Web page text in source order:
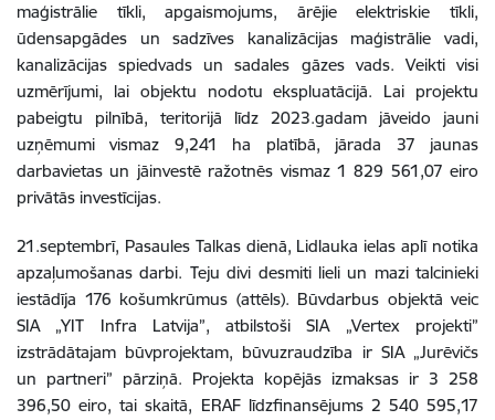
maģistrālie tīkli, apgaismojums, ārējie elektriskie tīkli,
ūdensapgādes un sadzīves kanalizācijas maģistrālie vadi,
kanalizācijas spiedvads un sadales gāzes vads. Veikti visi
uzmērījumi, lai objektu nodotu ekspluatācijā. Lai projektu
pabeigtu pilnībā, teritorijā līdz 2023.gadam jāveido jauni
uzņēmumi vismaz 9,241 ha platībā, jārada 37 jaunas
darbavietas un jāinvestē ražotnēs vismaz 1 829 561,07 eiro
privātās investīcijas.
21.septembrī, Pasaules Talkas dienā, Lidlauka ielas aplī notika
apzaļumošanas darbi. Teju divi desmiti lieli un mazi talcinieki
iestādīja 176 košumkrūmus (attēls). Būvdarbus objektā veic
SIA „YIT Infra Latvija”, atbilstoši SIA „Vertex projekti”
izstrādātajam būvprojektam, būvuzraudzība ir SIA „Jurēvičs
un partneri” pārziņā. Projekta kopējās izmaksas ir 3 258
396,50 eiro, tai skaitā, ERAF līdzfinansējums 2 540 595,17